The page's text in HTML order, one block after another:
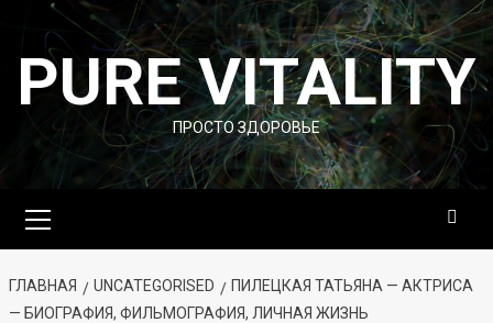
Перейти
содержимому
PURE VITALITY
ПРОСТО ЗДОРОВЬЕ
меню
ГЛАВНАЯ UNCATEGORISED
ПИЛЕЦКАЯ ТАТЬЯНА — АКТРИСА
— БИОГРАФИЯ, ФИЛЬМОГРАФИЯ, ЛИЧНАЯ ЖИЗНЬ